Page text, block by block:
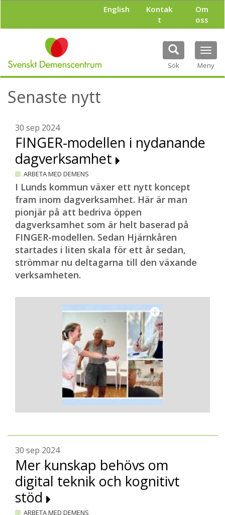
l
English
Kontak
t
Om
oss
Sök Meny
Senaste nytt
30 sep 2024
FINGER-modellen i nydanande
dagverksamhet
ARBETA MED DEMENS
I Lunds kommun växer ett nytt koncept
fram inom dagverksamhet. Här är man
pionjär på att bedriva öppen
dagverksamhet som är helt baserad på
FINGER-modellen. Sedan Hjärnkåren
startades i liten skala för ett år sedan,
strömmar nu deltagarna till den växande
verksamheten.
30 sep 2024
Mer kunskap behövs om
digital teknik och kognitivt
stöd
ARBETA MED DEMENS